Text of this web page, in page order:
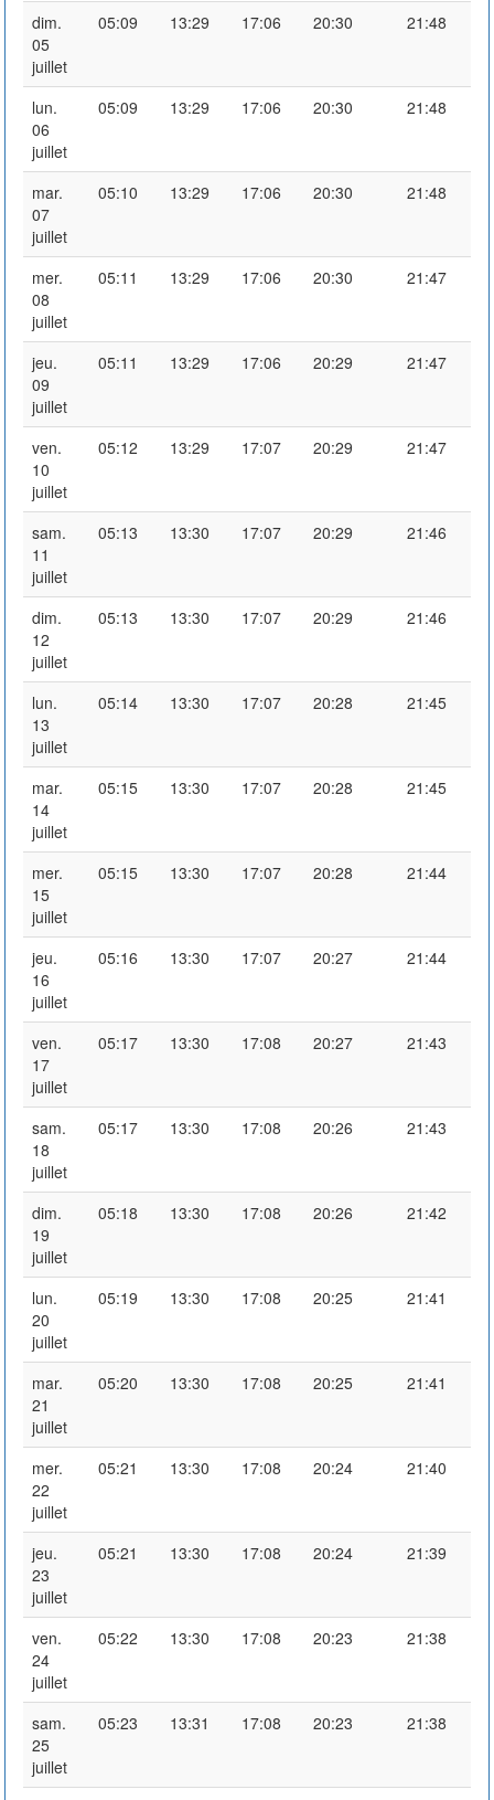
dim.
05
juillet
05:09 13:29 17:06 20:30 21:48
lun.
06
juillet
05:09 13:29 17:06 20:30 21:48
mar.
07
juillet
05:10 13:29 17:06 20:30 21:48
mer.
08
juillet
05:11 13:29 17:06 20:30 21:47
jeu.
09
juillet
05:11 13:29 17:06 20:29 21:47
ven.
10
juillet
05:12 13:29 17:07 20:29 21:47
sam.
11
juillet
05:13 13:30 17:07 20:29 21:46
dim.
12
juillet
05:13 13:30 17:07 20:29 21:46
lun.
13
juillet
05:14 13:30 17:07 20:28 21:45
mar.
14
juillet
05:15 13:30 17:07 20:28 21:45
mer.
15
juillet
05:15 13:30 17:07 20:28 21:44
jeu.
16
juillet
05:16 13:30 17:07 20:27 21:44
ven.
17
juillet
05:17 13:30 17:08 20:27 21:43
sam.
18
juillet
05:17 13:30 17:08 20:26 21:43
dim.
19
juillet
05:18 13:30 17:08 20:26 21:42
lun.
20
juillet
05:19 13:30 17:08 20:25 21:41
mar.
21
juillet
05:20 13:30 17:08 20:25 21:41
mer.
22
juillet
05:21 13:30 17:08 20:24 21:40
jeu.
23
juillet
05:21 13:30 17:08 20:24 21:39
ven.
24
juillet
05:22 13:30 17:08 20:23 21:38
sam.
25
juillet
05:23 13:31 17:08 20:23 21:38